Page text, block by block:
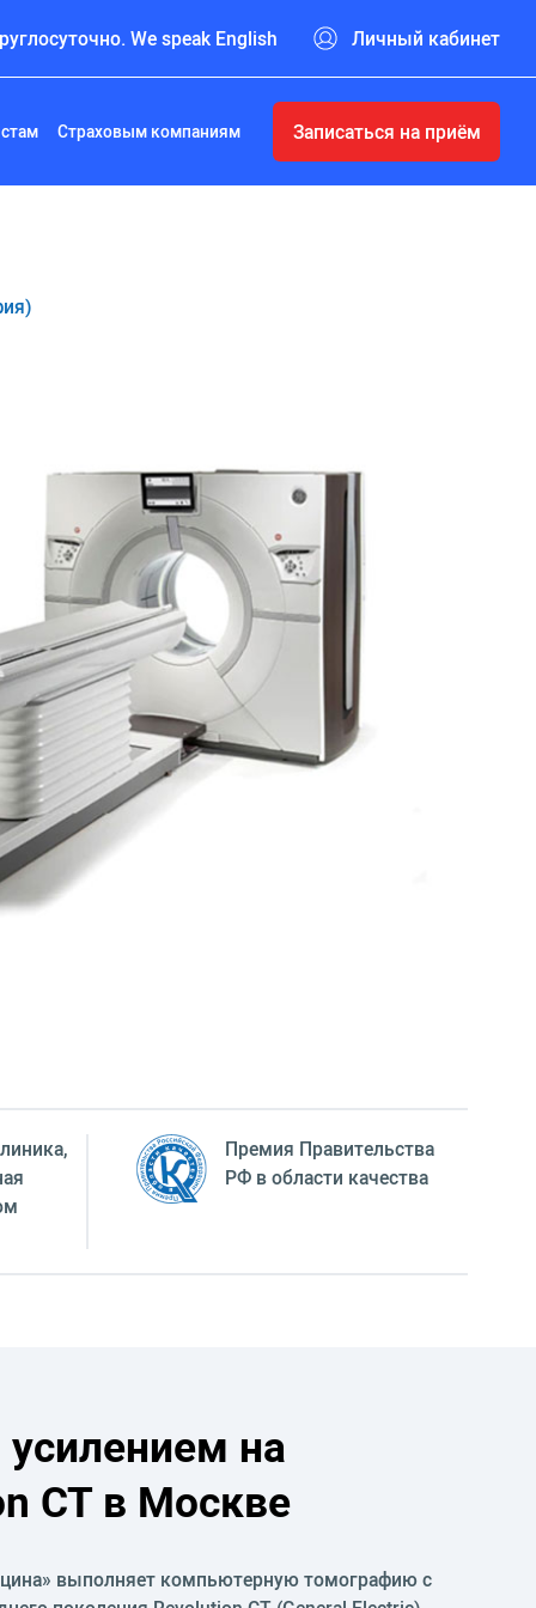
We speak English Личный кабинет
Страховым компаниям Записаться на приём
Премия Правительства
РФ в области качества
на
CT в Москве
выполняет компьютерную томографию с